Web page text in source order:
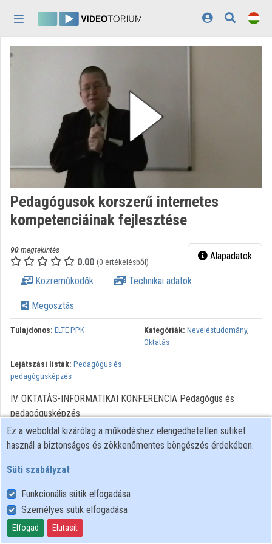
Kategóriák
Lejátszási listák
Intézmények
Közreműködők
Pedagógusok korszerű internetes
kompetenciáinak fejlesztése
90megtekintés
0.00 (0 értékelésből) Alapadatok
Közreműködők Technikai adatok
Megosztás
Tulajdonos: ELTE PPK Kategóriák: Neveléstudomány,
Oktatás
Lejátszási listák: Pedagógus és
pedagógusképzés
IV. OKTATÁS-INFORMATIKAI KONFERENCIA Pedagógus és
pedagógusképzés
Felhasználói szabályzat
Adatkezelési tájékoztató
Süti szabályzat
Ez a weboldal kizárólag a működéshez elengedhetetlen sütiket
használ a biztonságos és zökkenőmentes böngészés érdekében.
Süti szabályzat
Funkcionális sütik elfogadása
Személyes sütik elfogadása
Elfogad Elutasít